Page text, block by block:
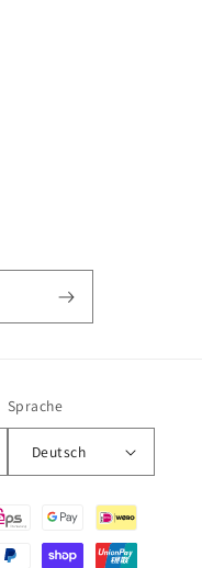
Sprache
Deutsch